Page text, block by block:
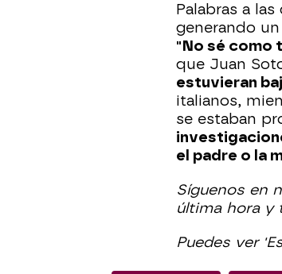
Palabras a
generando
"No sé como
que Juan
estuvieran
italianos,
se estaban
el padre o la
Síguenos en
última hora y
Puedes ver